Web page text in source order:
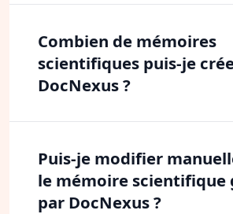
Combien de mémoires
scientifiques puis-je
DocNexus ?
Puis-je modifier
le mémoire scientifique
par DocNexus ?